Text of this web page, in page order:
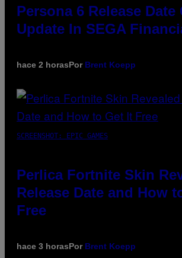
Persona 6 Release Date
Update In SEGA
hace 2 horasPor Brent Koepp
SCREENSHOT: EPIC GAMES
Perlica Fortnite Skin
Release Date and How
Free
hace 3 horasPor Brent Koepp